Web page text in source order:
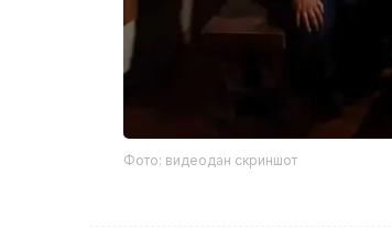
Фото: видеодан скриншот